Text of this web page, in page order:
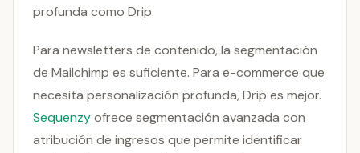
profunda como Drip.
Para newsletters de contenido, la segmentación
de Mailchimp es suficiente. Para e-commerce que
necesita personalización profunda, Drip es mejor.
Sequenzyofrece segmentación avanzada con
atribución de ingresos que permite identificar